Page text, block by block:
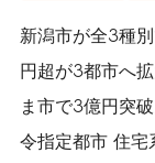
新潟市が全3種
円超が3都市へ
ま市で3億円突
令指定都市 住宅